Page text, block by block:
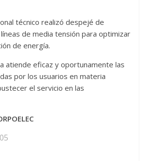
técnico realizó despejé de
de media tensión para optimizar
de energía.
atiende eficaz y oportunamente las
por los usuarios en materia
el servicio en las